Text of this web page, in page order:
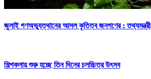
জুলাই গণঅভ্যুত্থানের আসল কৃতিত্ব জনগণের : তথ্যমন্ত্রী
শিল্পকলায় শুরু হচ্ছে তিন দিনের চলচ্চিত্র উৎসব